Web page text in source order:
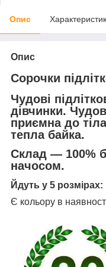
Опис
Опис
Сорочки
Чудові
дівчинки.
приємна до
тепла байка.
Склад — 100%
начосом.
Йдуть у 5 розмірах:
Є кольору в